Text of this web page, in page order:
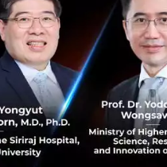
News gmail Notion Mail
Gmail อัปเดตใหม่ ใช้ AI ช่วยค้
รวดเร็วกว่าที่เคย
Google ประกาศเปิดตัวฟีเจอร์ใหม่
ปฏิวัติประสบการณ์การค้นหาอีเมลอ
พลังของ AI เข้ากับระบบค้นหาเดิมๆ